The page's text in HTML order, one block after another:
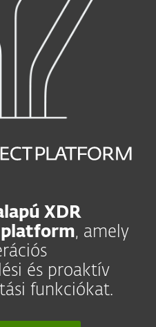
XDR
platform, amely
és proaktív
funkciókat.